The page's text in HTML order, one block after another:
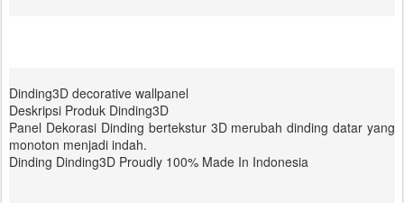
Dinding3D decorative wallpanel
Deskripsi Produk Dinding3D
Panel Dekorasi Dinding bertekstur 3D merubah dinding datar yang
monoton menjadi indah.
Dinding Dinding3D Proudly 100% Made In Indonesia